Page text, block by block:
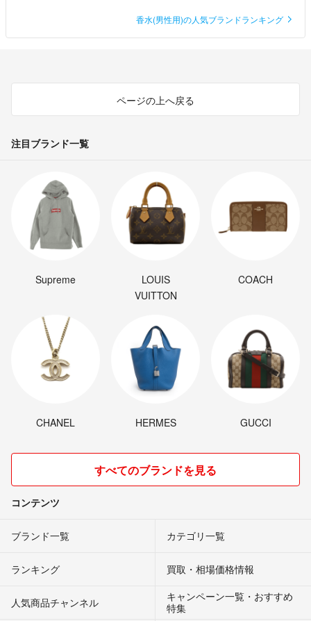
香水(男性用)の人気ブランドランキング
ページの上へ戻る
注目ブランド一覧
Supreme
LOUIS
VUITTON
COACH
CHANEL HERMES GUCCI
すべてのブランドを見る
コンテンツ
ブランド一覧 カテゴリ一覧
ランキング 買取・相場価格情報
人気商品チャンネル
キャンペーン一覧・おすすめ
特集